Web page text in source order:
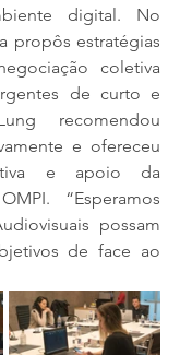
digital. No
propôs estratégias
coletiva
de curto e
recomendou
e ofereceu
e apoio da
“Esperamos
possam
de face ao